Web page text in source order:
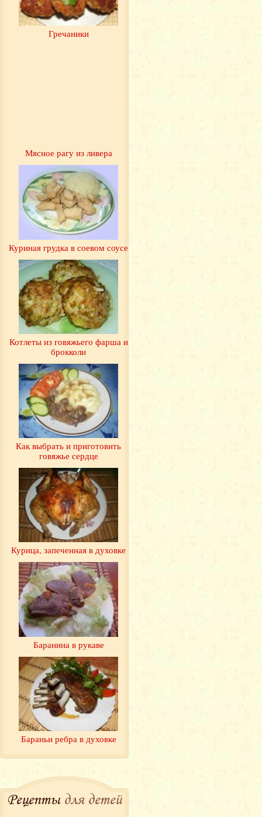
Гречаники
Мясное рагу из ливера
Куриная грудка в соевом соусе
Котлеты из говяжьего фарша и
брокколи
Как выбрать и приготовить
говяжье сердце
Курица, запеченная в духовке
Баранина в рукаве
Бараньи ребра в духовке
Рецепты для детей